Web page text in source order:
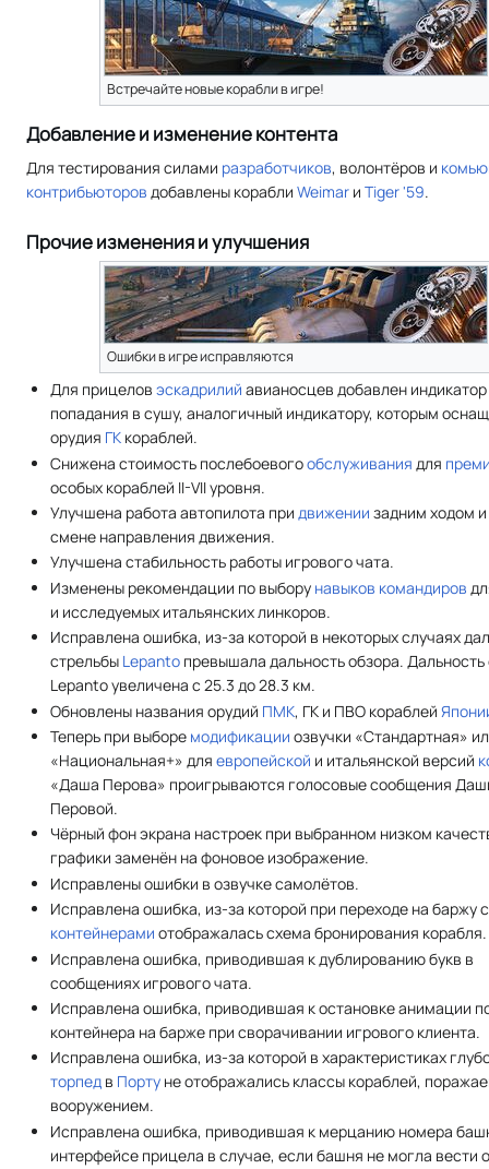
Встречайте новые корабли в игре!
Добавление и изменение контента
Для тестирования силами разработчиков, волонтёров и
контрибьюторов добавлены корабли Weimar и Tiger '59.
Прочие изменения и улучшения
Ошибки в игре исправляются
Для прицеловэскадрилий авианосцев добавлен индикатор
попадания в сушу, аналогичный индикатору, которым
орудия ГК кораблей.
Снижена стоимость послебоевогообслуживания для
особых кораблей II-VII уровня.
Улучшена работа автопилота придвижении задним ходом
смене направления движения.
Улучшена стабильность работы игрового чата.
Изменены рекомендации по выбору навыков командиров
и исследуемых итальянских линкоров.
Исправлена ошибка, из-за которой в некоторых случаях
стрельбы Lepanto превышала дальность обзора. Дальность
Lepanto увеличена с 25.3 до 28.3 км.
Обновлены названия орудий ПМК, ГК и ПВО кораблей
Теперь при выборе модификации озвучки «Стандартная»
«Национальная+» дляевропейской и итальянской версий
«Даша Перова» проигрываются голосовые сообщения
Перовой.
Чёрный фон экрана настроек при выбранном низком
графики заменён на фоновое изображение.
Исправлены ошибки в озвучке самолётов.
Исправлена ошибка, из-за которой при переходе на баржу с
контейнерами отображалась схема бронирования корабля.
Исправлена ошибка, приводившая к дублированию букв в
сообщениях игрового чата.
Исправлена ошибка, приводившая к остановке анимации
контейнера на барже при сворачивании игрового клиента.
Исправлена ошибка, из-за которой в характеристиках
торпед в Порту не отображались классы кораблей,
вооружением.
Исправлена ошибка, приводившая к мерцанию номера
интерфейсе прицела в случае, если башня не могла вести